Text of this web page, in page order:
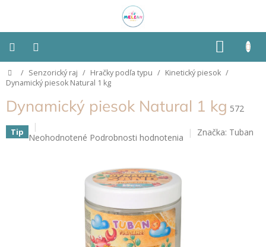
KOŠÍK
Montessori
Detská
izba
Domov
/ Senzorický raj / Hračky podľa typu / Kinetický piesok /
Dynamický piesok Natural 1 kg
Dynamický piesok Natural 1 kg 572
Tip Priemerné
Neohodnotené Podrobnosti hodnotenia Značka: Tuban